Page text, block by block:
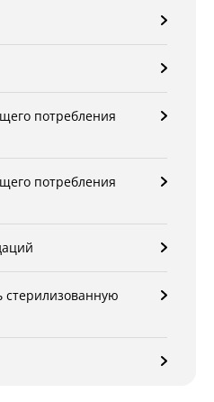
потребления
потребления